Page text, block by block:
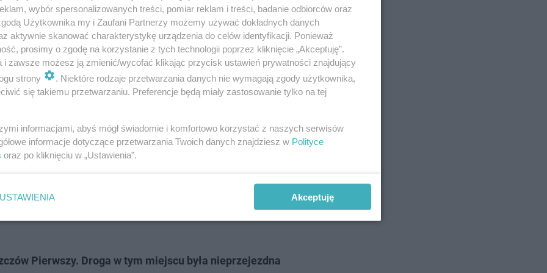
czynności okazało się, że mężczyzna
się również nad swoją żoną psychicznie i
awantury i grożąc pozbawieniem życia,
słowami wulgarnymi – dodaje Cieliczko.
usłyszał dwa zarzuty znęcania oraz zniszczenia mienia, do
środek zapobiegawczy. Grozi mu do 5 lat pozbawienia
Pierwszy. Droga w tym miejscu była nieprzejezdna
wybór spersonalizowanych treści, pomiar reklam i treści, badanie odbiorców oraz
Użytkownika my i Zaufani Partnerzy możemy używać dokładnych danych
aktywnie skanować charakterystykę urządzenia do celów identyfikacji. Ponieważ
prosimy o zgodę na korzystanie z tych technologii poprzez kliknięcie „Akceptuję”.
i zawsze możesz ją zmienić/wycofać klikając przycisk ustawień prywatności znajdujący
strony
. Niektóre rodzaje przetwarzania danych nie wymagają zgody użytkownika,
się takiemu przetwarzaniu. Preferencje będą miały zastosowanie tylko na tej
informacjami, abyś mógł świadomie i komfortowo korzystać z naszych serwisów
informacje dotyczące przetwarzania Twoich danych znajdziesz w Polityce
oraz po kliknięciu w „Ustawienia”.
USTAWIENIA Akceptuję